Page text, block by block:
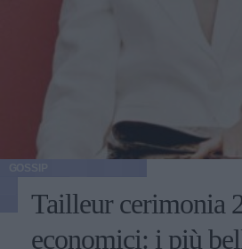
Tailleur cerimonia
economici: i più